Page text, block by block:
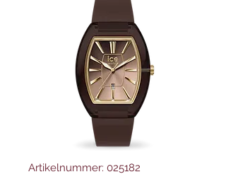
Artikelnummer: 025182